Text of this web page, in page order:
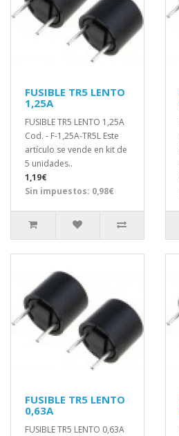
FUSIBLE TR5 LENTO
1,25A
FUSIBLE TR5 LENTO 1,25A
Cod. - F-1,25A-TR5L Este
artículo se vende en kit de
5 unidades..
1,19€
Sin impuestos: 0,98€
FUSIBLE TR5 LENTO
0,63A
FUSIBLE TR5 LENTO 0,63A